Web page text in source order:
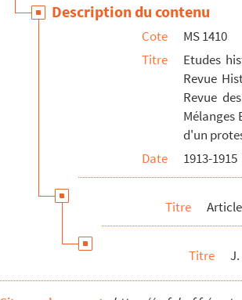
P. Albin, La guerre allemande :
MS 1411. Etudes historiques et
MS 1412. Etudes historiques par
MS 1413-1417. "Critiques de mes travaux"
Description du contenu
Cote
MS 1410
Titre
Etudes
Revue
Revue
d'un
Date
1913-1915
Titre
Titre